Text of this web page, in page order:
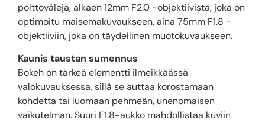
polttovälejä, alkaen 12mm F2.0 -objektiivista, joka on
optimoitu maisemakuvaukseen, aina 75mm F1.8 -
objektiiviin, joka on täydellinen muotokuvaukseen.
Kaunis taustan sumennus
Bokeh on tärkeä elementti ilmeikkäässä
valokuvauksessa, sillä se auttaa korostamaan
kohdetta tai luomaan pehmeän, unenomaisen
vaikutelman. Suuri F1.8-aukko mahdollistaa kuviin